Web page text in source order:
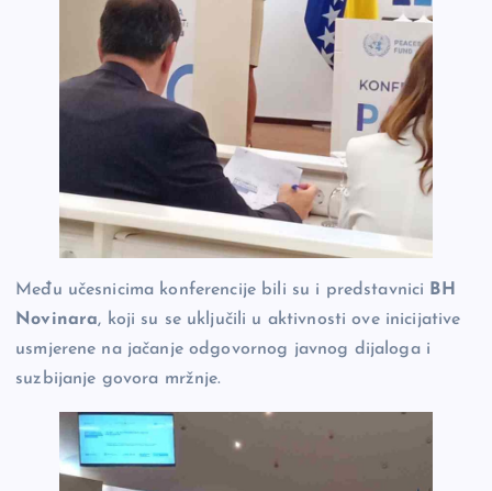
Među učesnicima konferencije bili su i predstavnici
BH
Novinara, koji su se uključili u aktivnosti ove inicijative
usmjerene na jačanje odgovornog javnog dijaloga i
suzbijanje govora mržnje.